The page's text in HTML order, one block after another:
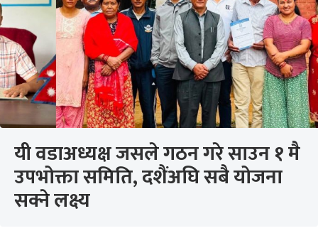
यी वडाअध्यक्ष जसले गठन गरे साउन १ मै
उपभोक्ता समिति, दशैंअघि सबै योजना
सक्ने लक्ष्य